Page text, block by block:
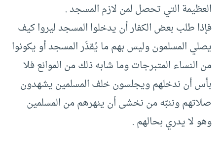
العظيمة التي تحصل لمن لازم المسجد .
فإذا طلب بعض الكفار أن يدخلوا المسجد ليروا كيف
يصلي المسلمون وليس بهم ما يُقذّر المسجد أو يكونوا
من النساء المتبرجات وما شابه ذلك من الموانع فلا
بأس أن ندخلهم ويجلسون خلف المسلمين يشهدون
صلاتهم وننبّه من نخشى أن ينهرهم من المسلمين
وهو لا يدري بحالهم .